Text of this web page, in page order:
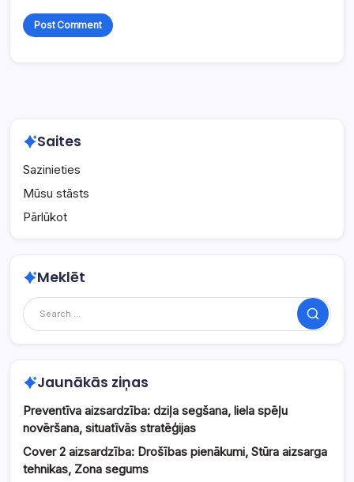
Saites
Sazinieties
Mūsu stāsts
Pārlūkot
Meklēt
Search
Jaunākās ziņas
Preventīva aizsardzība: dziļa segšana, liela spēļu
novēršana, situatīvās stratēģijas
Cover 2 aizsardzība: Drošības pienākumi, Stūra aizsarga
tehnikas, Zona segums